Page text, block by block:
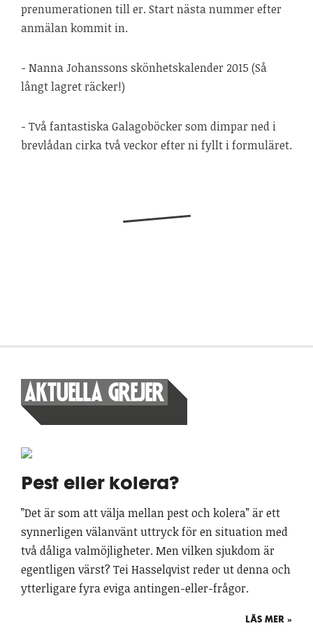
prenumerationen till er. Start nästa nummer efter
anmälan kommit in.
- Nanna Johanssons skönhetskalender 2015 (Så
långt lagret räcker!)
- Två fantastiska Galagoböcker som dimpar ned i
brevlådan cirka två veckor efter ni fyllt i formuläret.
AKTUELLA GREJER
Pest eller kolera?
”Det är som att välja mellan pest och kolera” är ett
synnerligen välanvänt uttryck för en situation med
två dåliga valmöjligheter. Men vilken sjukdom är
egentligen värst? Tei Hasselqvist reder ut denna och
ytterligare fyra eviga antingen-eller-frågor.
LÄS MER »